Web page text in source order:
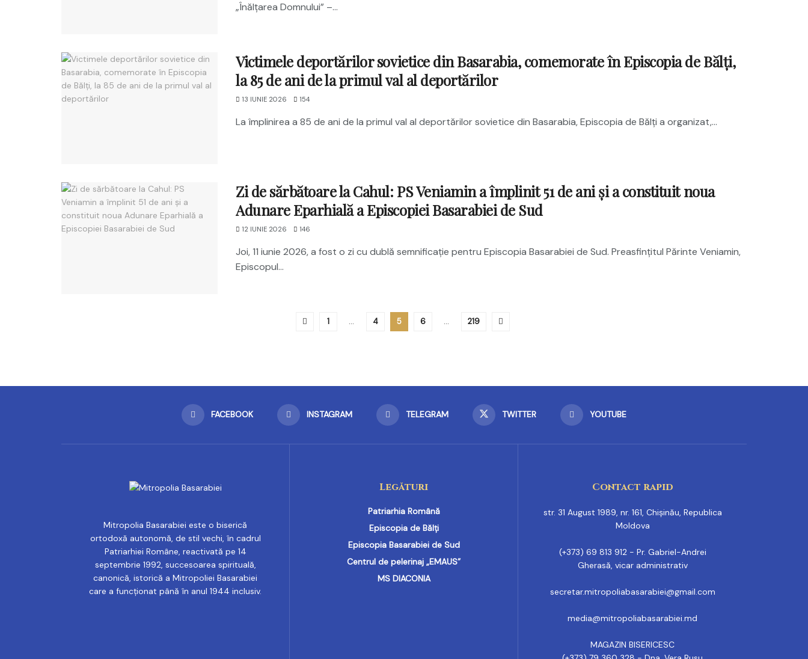
„Înălțarea Domnului” –...
Victimele deportărilor sovietice din Basarabia, comemorate în Episcopia de Bălți,
la 85 de ani de la primul val al deportărilor
13 IUNIE 2026 154
La împlinirea a 85 de ani de la primul val al deportărilor sovietice din Basarabia, Episcopia de Bălți a organizat,...
Zi de sărbătoare la Cahul: PS Veniamin a împlinit 51 de ani și a constituit noua
Adunare Eparhială a Episcopiei Basarabiei de Sud
12 IUNIE 2026 146
Joi, 11 iunie 2026, a fost o zi cu dublă semnificație pentru Episcopia Basarabiei de Sud. Preasfințitul Părinte Veniamin,
Episcopul...
1 … 4 5 6 … 219
FACEBOOK INSTAGRAM TELEGRAM TWITTER YOUTUBE
Mitropolia Basarabiei este o biserică
ortodoxă autonomă, de stil vechi, în cadrul
Patriarhiei Române, reactivată pe 14
septembrie 1992, succesoarea spirituală,
canonică, istorică a Mitropoliei Basarabiei
care a funcționat până în anul 1944 inclusiv.
Legături
Patriarhia Română
Episcopia de Bălți
Episcopia Basarabiei de Sud
Centrul de pelerinaj „EMAUS”
MS DIACONIA
Contact rapid
str. 31 August 1989, nr. 161, Chișinău, Republica
Moldova
(+373) 69 813 912 - Pr. Gabriel-Andrei
Gherasă, vicar administrativ
secretar.mitropoliabasarabiei@gmail.com
media@mitropoliabasarabiei.md
MAGAZIN BISERICESC